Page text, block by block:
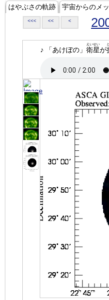
はやぶさの軌跡 宇宙からのメ
<<< << <
♪ 「あけぼの」 衛星
えいせい
が